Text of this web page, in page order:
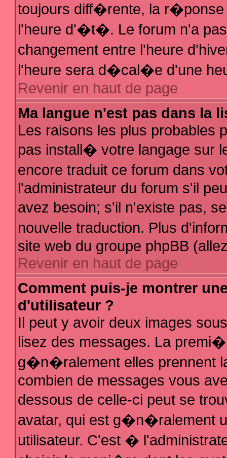
toujours diff�rente, la
l'heure d'�t�. Le forum n'a
changement entre l'heure
l'heure sera d�cal�e d'une
Revenir en haut de page
Ma langue n'est pas dans la
Les raisons les plus probables
pas install� votre langage sur
encore traduit ce forum dans
l'administrateur du forum s'il
avez besoin; s'il n'existe pas,
nouvelle traduction. Plus
site web du groupe phpBB
Revenir en haut de page
Comment puis-je montrer
d'utilisateur ?
Il peut y avoir deux images
lisez des messages. La
g�n�ralement elles prennent
combien de messages vous
dessous de celle-ci peut se
avatar, qui est g�n�ralement
utilisateur. C'est �